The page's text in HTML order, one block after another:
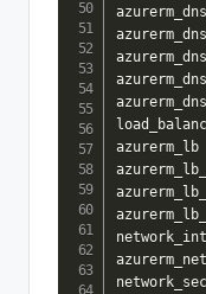
azurerm_lb